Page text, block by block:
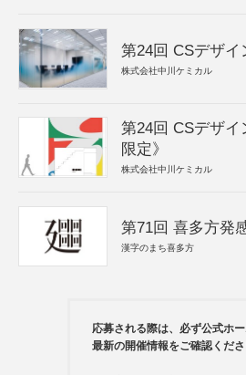
第24回 CSデザイ
株式会社中川ケミカル
第24回 CSデザ
限定》
株式会社中川ケミカル
第71回 喜多方発
漢字のまち喜多方
応募される際は、必ず公式ホ
最新の開催情報をご確認くださ